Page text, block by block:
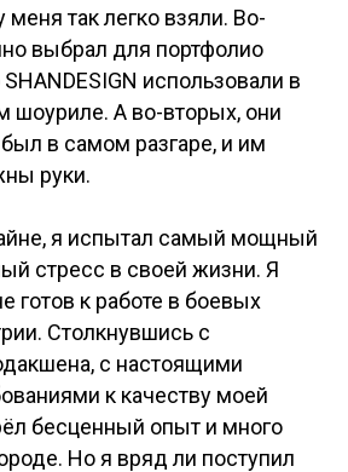
так легко взяли. Во-
выбрал для портфолио
использовали в
шоуриле. А во-вторых, они
в самом разгаре, и им
руки.
я испытал самый мощный
стресс в своей жизни. Я
готов к работе в боевых
Столкнувшись с
с настоящими
к качеству моей
бесценный опыт и много
Но я вряд ли поступил